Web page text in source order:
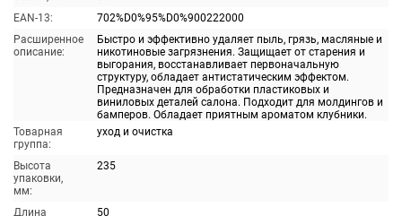
EAN-13:
702%D0%95%D0%900222000
Расширенное
описание:
Быстро и эффективно удаляет пыль, грязь, масляные и
никотиновые загрязнения. Защищает от старения и
выгорания, восстанавливает первоначальную
структуру, обладает антистатическим эффектом.
Предназначен для обработки пластиковых и
виниловых деталей салона. Подходит для молдингов и
бамперов. Обладает приятным ароматом клубники.
Товарная
группа:
уход и очистка
Высота
упаковки,
мм:
235
Длина
50